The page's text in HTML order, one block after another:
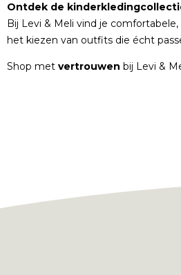
Ontdek de
Bij Levi & Meli vind je comfortabele,
het kiezen van outfits die écht
Shop met vertrouwen bij Levi &